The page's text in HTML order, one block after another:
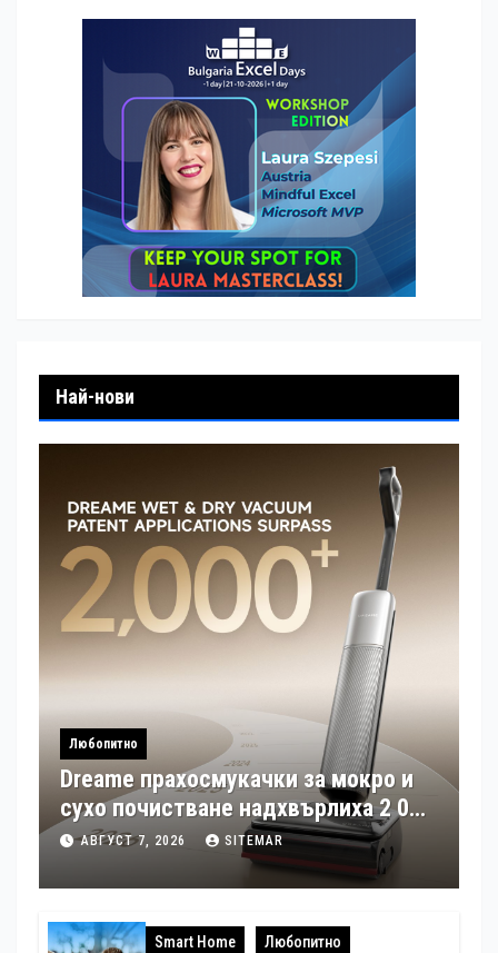
Най-нови
Любопитно
Dreame прахосмукачки за мокро и
сухо почистване надхвърлиха 2 000
патентни заявки в световен мащаб
АВГУСТ 7, 2026 SITEMAR
Smart Home Любопитно